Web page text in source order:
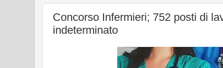
Concorso Infermieri; 752 posti di
indeterminato